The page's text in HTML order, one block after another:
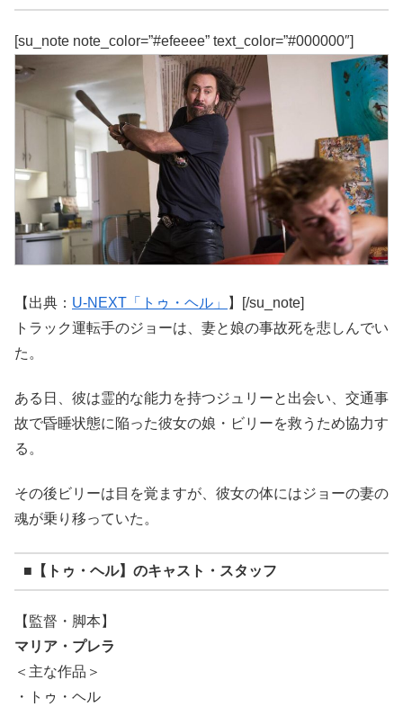
[su_note note_color=”#efeeee” text_color=”#000000″]
【出典： U-NEXT「トゥ・ヘル」
】[/su_note]
トラック運転手のジョーは、妻と娘の事故死を悲しんでい
た。
ある日、彼は霊的な能力を持つジュリーと出会い、交通事
故で昏睡状態に陥った彼女の娘・ビリーを救うため協力す
る。
その後ビリーは目を覚ますが、彼女の体にはジョーの妻の
魂が乗り移っていた。
■【トゥ・ヘル】のキャスト・スタッフ
【監督・脚本】
マリア・プレラ
＜主な作品＞
・トゥ・ヘル